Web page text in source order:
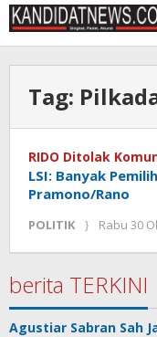
Lewati
ke
konten
Tag:
RIDO Ditolak
LSI: Banyak
Pramono/Rano
POLITIK Rabu 30
berita TERKINI
Agustiar Sabran Sah